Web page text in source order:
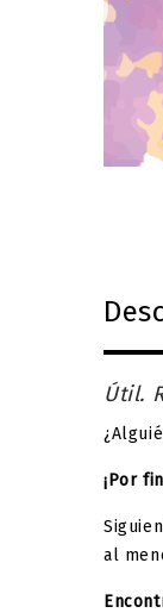
Útil.
¡Por
al